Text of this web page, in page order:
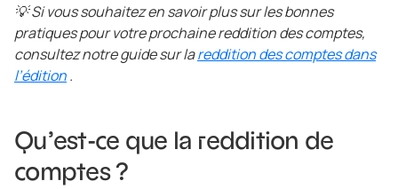
💡 Si vous souhaitez en savoir plus sur les bonnes
pratiques pour votre prochaine reddition des comptes,
consultez notre guide sur lareddition des comptes dans
l’édition.
Qu’est-ce que la reddition de
comptes ?